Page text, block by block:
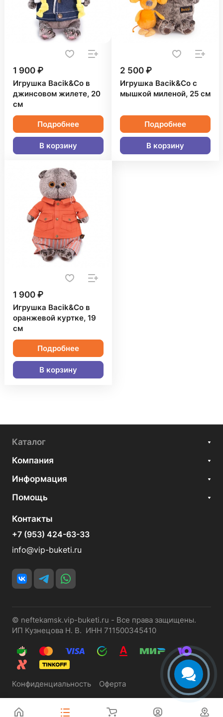
1 900 ₽
Игрушка Bacik&Co в
джинсовом жилете, 20
см
Подробнее
В корзину
2 500 ₽
Игрушка Bacik&Co с
мышкой миленой, 25 см
Подробнее
В корзину
1 900 ₽
Игрушка Bacik&Co в
оранжевой куртке, 19
см
Подробнее
В корзину
Каталог
Компания
Информация
Помощь
Контакты
+7 (953) 424-63-33
info@vip-buketi.ru
© neftekamsk.vip-buketi.ru - Все права защищены.
ИП Кузнецова Н. В. ИНН 711500345410
Конфиденциальность Оферта